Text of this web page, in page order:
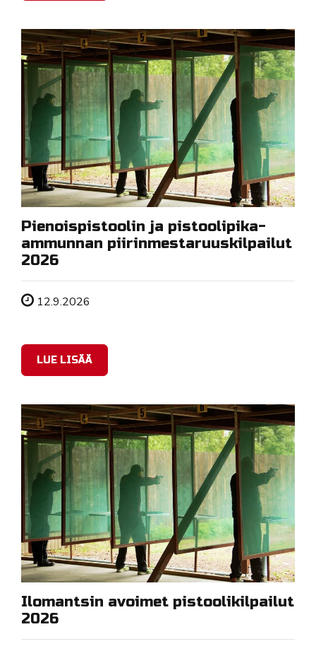
Pienoispistoolin ja pistoolipika-
ammunnan piirinmestaruuskilpailut
2026
Tapahtuman ajankohta
12.9.2026
LUE LISÄÄ
Ilomantsin avoimet pistoolikilpailut
2026